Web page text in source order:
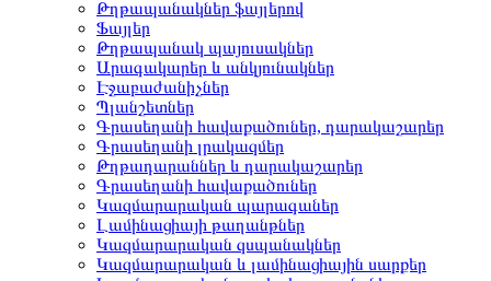
Թղթապանակներ ֆայլերով
Ֆայլեր
Թղթապանակ պայուսակներ
Արագակարեր և անկյունակներ
Էջաբաժանիչներ
Պլանշետներ
Գրասեղանի հավաքածուներ, դարակաշարեր
Գրասեղանի լրակազմեր
Թղթադարաններ և դարակաշարեր
Գրասեղանի հավաքածուներ
Կազմարարական պարագաներ
Լամինացիայի թաղանթներ
Կազմարարական զսպանակներ
Կազմարարական և լամինացիային սարքեր